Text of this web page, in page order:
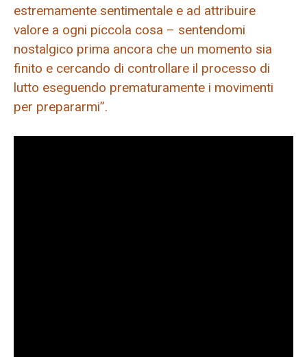
estremamente sentimentale e ad attribuire
valore a ogni piccola cosa – sentendomi
nostalgico prima ancora che un momento sia
finito e cercando di controllare il processo di
lutto eseguendo prematuramente i movimenti
per prepararmi”.